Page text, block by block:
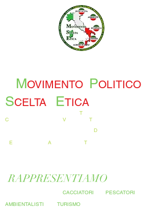
MOVIMENTO POLITICO
SCELTA ETICA
T
C
VALORI E T
D
E ATTIVITA' SUL T
RAPPRESENTIAMO
CACCIATORI PESCATORI
AMBIENTALISTI
TURISMO